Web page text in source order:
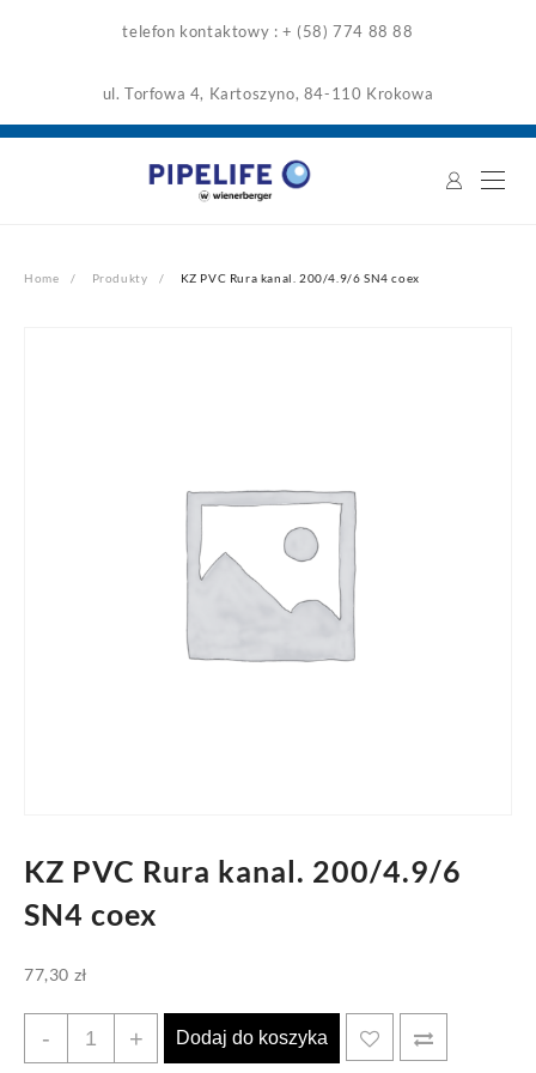
telefon kontaktowy : + (58) 774 88 88
ul. Torfowa 4, Kartoszyno, 84-110 Krokowa
Home Produkty KZ PVC Rura kanal. 200/4.9/6 SN4 coex
KZ PVC Rura kanal. 200/4.9/6
SN4 coex
77,30 zł
-
ilość
KZ
+ Dodaj do koszyka